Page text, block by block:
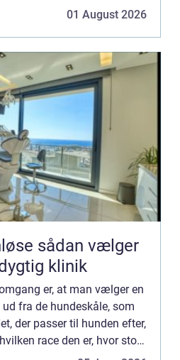
01 August 2026
vælger
klinik
er, at man vælger en
fra de hundeskåle, som
der passer til hunden efter,
race den er, hvor stor